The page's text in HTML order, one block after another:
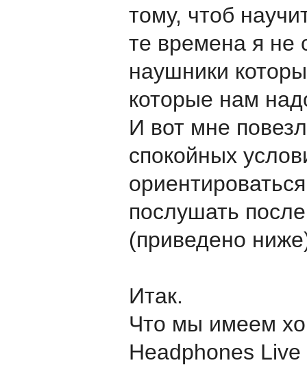
тому, чтоб
те времена я не
наушники
которые нам
И вот мне
спокойных
послушать
(приведено
Итак.
Что мы имеем
Headphones